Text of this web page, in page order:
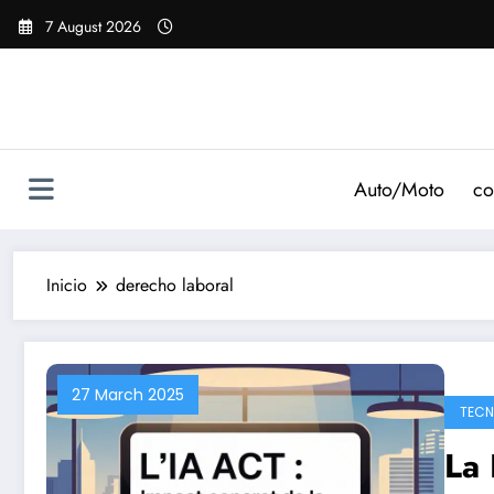
Saltar
7 August 2026
Auto/Moto
Inicio derecho laboral
27 March 2025
La